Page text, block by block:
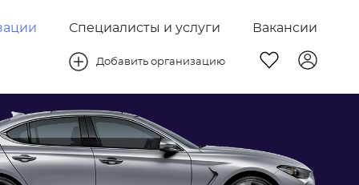
Специалисты и услуги Вакансии
Добавить организацию